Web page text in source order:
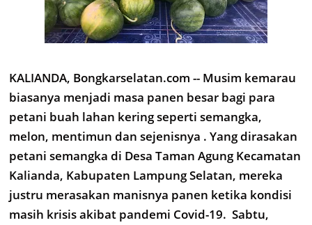
KALIANDA, Bongkarselatan.com -- Musim kemarau
biasanya menjadi masa panen besar bagi para
petani buah lahan kering seperti semangka,
melon, mentimun dan sejenisnya . Yang dirasakan
petani semangka di Desa Taman Agung Kecamatan
Kalianda, Kabupaten Lampung Selatan, mereka
justru merasakan manisnya panen ketika kondisi
masih krisis akibat pandemi Covid-19. Sabtu,